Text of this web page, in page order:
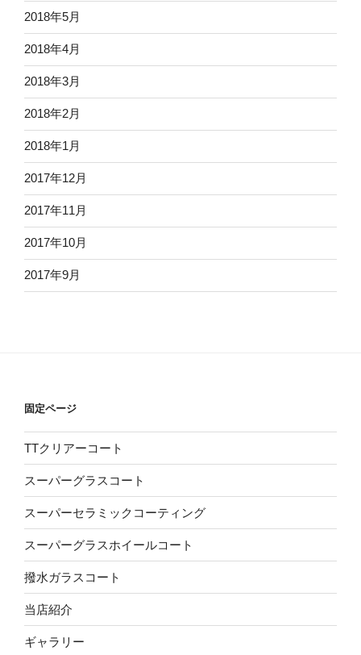
2018年5月
2018年4月
2018年3月
2018年2月
2018年1月
2017年12月
2017年11月
2017年10月
2017年9月
固定ページ
TTクリアーコート
スーパーグラスコート
スーパーセラミックコーティング
スーパーグラスホイールコート
撥水ガラスコート
当店紹介
ギャラリー